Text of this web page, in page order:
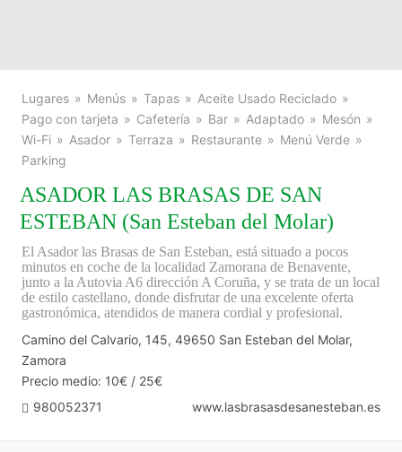
Lugares Menús Tapas
Aceite Usado Reciclado
Pago con tarjeta
Cafetería Bar Adaptado
Mesón
Wi-Fi
Asador Terraza Restaurante
Menú Verde
Parking
ASADOR LAS BRASAS DE SAN
ESTEBAN (San Esteban del Molar)
El Asador las Brasas de San Esteban, está situado a pocos
minutos en coche de la localidad Zamorana de Benavente,
junto a la Autovia A6 dirección A Coruña, y se trata de un local
de estilo castellano, donde disfrutar de una excelente oferta
gastronómica, atendidos de manera cordial y profesional.
Camino del Calvario, 145, 49650 San Esteban del Molar,
Zamora
Precio medio: 10€ / 25€
980052371
www.lasbrasasdesanesteban.es